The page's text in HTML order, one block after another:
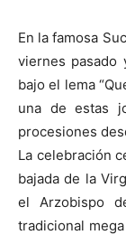
En la famosa
viernes pasado
bajo el lema
una de estas
procesiones
La celebración
bajada de la
el Arzobispo
tradicional